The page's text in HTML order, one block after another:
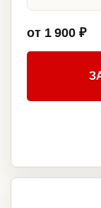
от 1 900 ₽